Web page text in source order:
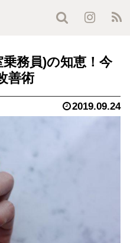
務員)の知恵！今
善術
2019.09.24